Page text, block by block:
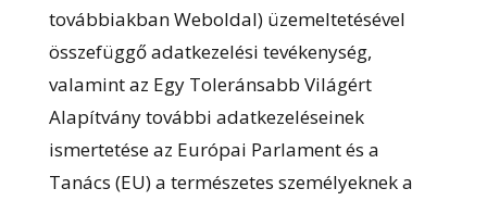
továbbiakban Weboldal) üzemeltetésével
összefüggő adatkezelési tevékenység,
valamint az Egy Toleránsabb Világért
Alapítvány további adatkezeléseinek
ismertetése az Európai Parlament és a
Tanács (EU) a természetes személyeknek a